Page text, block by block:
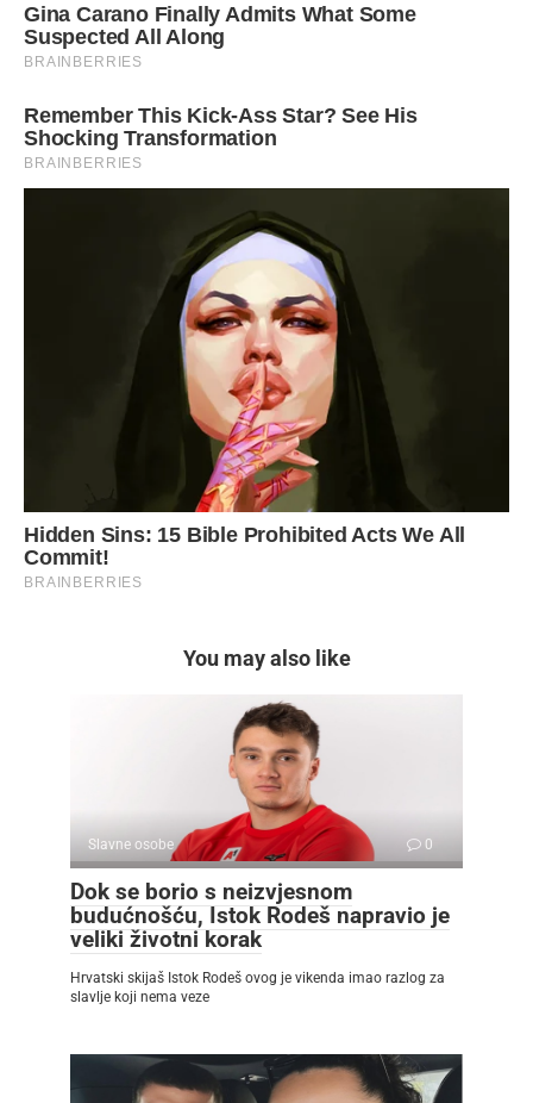
You may also like
Slavne osobe 0
Dok se borio s neizvjesnom
budućnošću, Istok Rodeš napravio je
veliki životni korak
Hrvatski skijaš Istok Rodeš ovog je vikenda imao razlog za
slavlje koji nema veze